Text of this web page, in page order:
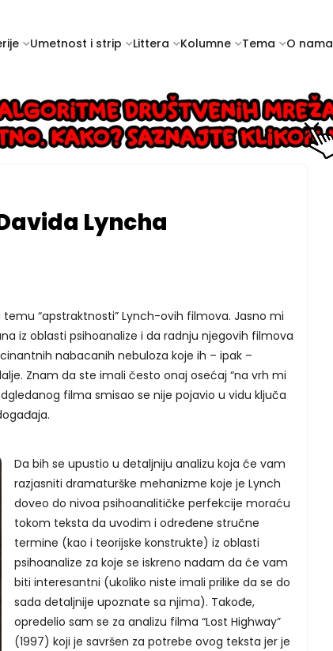
Umetnost i strip Littera Kolumne Tema O nama
Lyncha
“apstraktnosti” Lynch-ovih filmova. Jasno mi
iz oblasti psihoanalize i da radnju njegovih filmova
nabacanih nebuloza koje ih – ipak –
Znam da ste imali često onaj osećaj “na vrh mi
filma smisao se nije pojavio u vidu ključa
Da bih se upustio u detaljniju analizu koja će vam
razjasniti dramaturške mehanizme koje je Lynch
doveo do nivoa psihoanalitičke perfekcije moraću
tokom teksta da uvodim i određene stručne
termine (kao i teorijske konstrukte) iz oblasti
psihoanalize za koje se iskreno nadam da će vam
biti interesantni (ukoliko niste imali prilike da se do
sada detaljnije upoznate sa njima). Takođe,
opredelio sam se za analizu filma “Lost Highway”
(1997) koji je savršen za potrebe ovog teksta jer je